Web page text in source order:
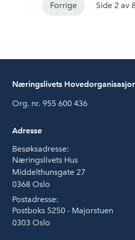
Forrige
Side 2 av
Næringslivets
Org. nr. 955 600 436
Adresse
Besøksadresse:
Næringslivets Hus
Middelthunsgate 27
0368 Oslo
Postadresse:
Postboks 5250 - Majorstuen
0303 Oslo